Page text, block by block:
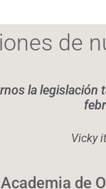
de
la
Vicky
Academia de